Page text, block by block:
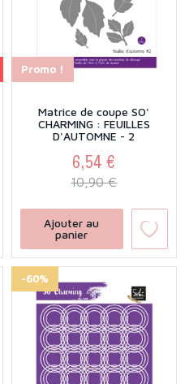
Promo !
Matrice de coupe SO'
CHARMING : FEUILLES
D'AUTOMNE - 2
Prix
6,54 €
Prix de base
10,90 €
Ajouter au
panier
-60%